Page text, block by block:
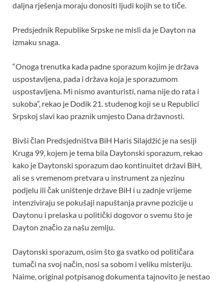
daljna rješenja moraju donositi ljudi kojih se to tiče.
Predsjednik Republike Srpske ne misli da je Dayton na
izmaku snaga.
“Onoga trenutka kada padne sporazum kojim je država
uspostavljena, pada i država koja je sporazumom
uspostavljena. Mi nismo avanturisti, nama nije do rata i
sukoba”, rekao je Dodik 21. studenog koji se u Republici
Srpskoj slavi kao praznik umjesto Dana državnosti.
Bivši član Predsjedništva BiH Haris Silajdžić je na sesiji
Kruga 99, kojem je tema bila Daytonski sporazum, rekao
kako je Daytonski sporazum dao kontinuitet državi BiH,
ali se s vremenom pretvara u instrument za njezinu
podjelu ili čak uništenje države BiH i u zadnje vrijeme
intenziviraju se pokušaji napuštanja pravne pozicije u
Daytonu i prelaska u politički dogovor o svemu što je
Dayton značio za našu zemlju.
Daytonski sporazum, osim što ga svatko od političara
tumači na svoj način, nosi sa sobom i veliku misteriju.
Naime, original potpisanog dokumenta tajnovito je nestao